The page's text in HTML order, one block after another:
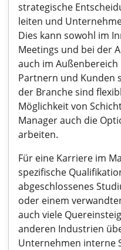
strategische
leiten und
Dies kann sowohl im
Meetings und bei der
auch im
Partnern und Kunden
der Branche sind
Möglichkeit von
Manager auch die
arbeiten.
Für eine Karriere im
spezifische
abgeschlossenes
oder einem
auch viele
anderen Industrien
Unternehmen interne